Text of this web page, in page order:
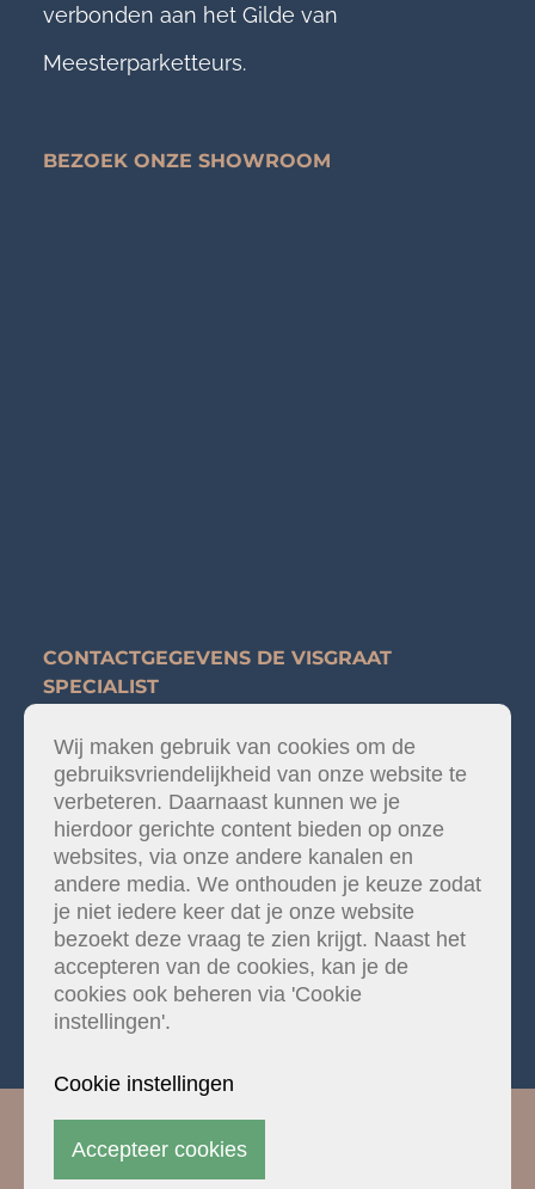
verbonden aan het Gilde van
Meesterparketteurs.
BEZOEK ONZE SHOWROOM
CONTACTGEGEVENS DE VISGRAAT
SPECIALIST
De Visgraat Specialist Kamerlingh Onneslaan 21
3401 MZ IJsselstein
030-2074333
info@devisgraatspecialist.nl
KvK-nummer: 89721934 te Utrecht
voorbehouden |Algemene Voorwaarden
Wij maken gebruik van cookies om de
gebruiks­­vriendelijkheid van onze website te
verbeteren. Daarnaast kunnen we je
hierdoor gerichte content bieden op onze
websites, via onze andere kanalen en
andere media. We onthouden je keuze zodat
je niet iedere keer dat je onze website
bezoekt deze vraag te zien krijgt. Naast het
accepteren van de cookies, kan je de
cookies ook beheren via 'Cookie
instellingen'.
Accepteer cookies
Cookie instellingen